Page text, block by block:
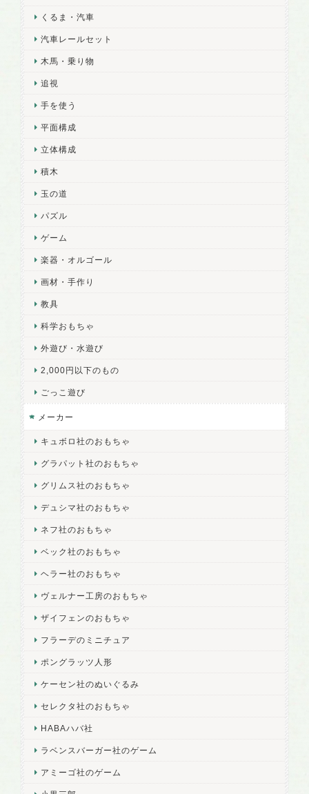
くるま・汽車
汽車レールセット
木馬・乗り物
追視
手を使う
平面構成
立体構成
積木
玉の道
パズル
ゲーム
楽器・オルゴール
画材・手作り
教具
科学おもちゃ
外遊び・水遊び
2,000円以下のもの
ごっこ遊び
メーカー
キュボロ社のおもちゃ
グラパット社のおもちゃ
グリムス社のおもちゃ
デュシマ社のおもちゃ
ネフ社のおもちゃ
ベック社のおもちゃ
ヘラー社のおもちゃ
ヴェルナー工房のおもちゃ
ザイフェンのおもちゃ
フラーデのミニチュア
ポングラッツ人形
ケーセン社のぬいぐるみ
セレクタ社のおもちゃ
HABAハバ社
ラベンスバーガー社のゲーム
アミーゴ社のゲーム